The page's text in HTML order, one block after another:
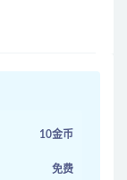
10金币
免费